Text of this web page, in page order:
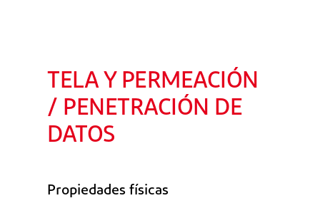
TELA Y PERMEACIÓN
/ PENETRACIÓN DE
DATOS
Propiedades físicas